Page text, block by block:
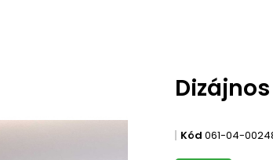
Kód 061-04-